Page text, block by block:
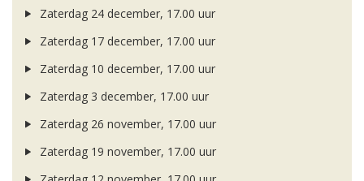
Zaterdag 24 december, 17.00 uur
Zaterdag 17 december, 17.00 uur
Zaterdag 10 december, 17.00 uur
Zaterdag 3 december, 17.00 uur
Zaterdag 26 november, 17.00 uur
Zaterdag 19 november, 17.00 uur